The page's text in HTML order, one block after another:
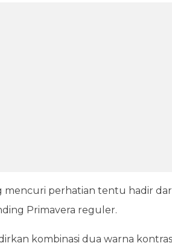
mencuri perhatian tentu hadir
Primavera reguler.
kombinasi dua warna